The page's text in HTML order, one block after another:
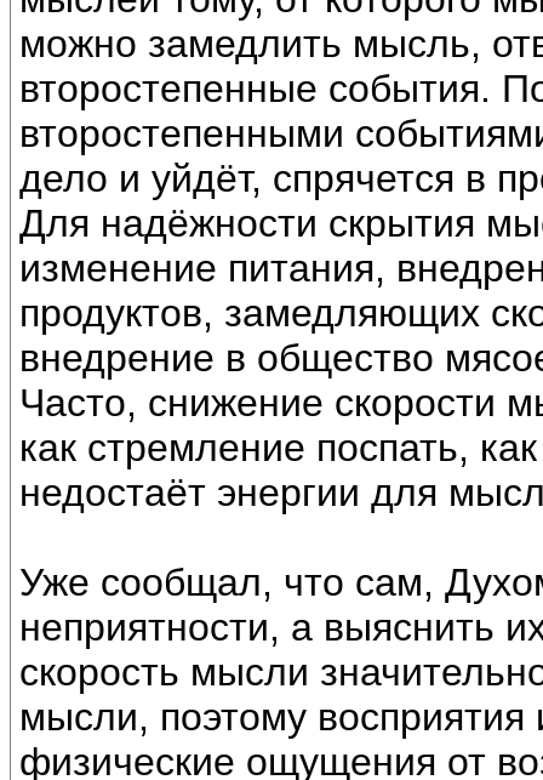
можно замедлить мысль,
второстепенные события.
второстепенными
дело и уйдёт, спрячется в
Для надёжности скрытия
изменение питания,
продуктов, замедляющих
внедрение в общество
Часто, снижение скорости
как стремление поспать,
недостаёт энергии для
Уже сообщал, что сам,
неприятности, а выяснить
скорость мысли
мысли, поэтому
физические ощущения от